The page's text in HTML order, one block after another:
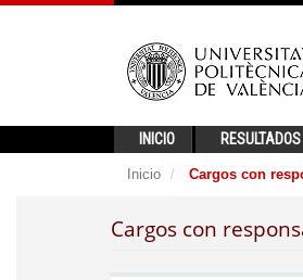
INICIO
Inicio Cargos con
Cargos con